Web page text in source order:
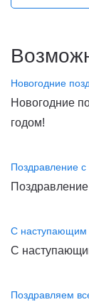
Новогодние
Новогодние
годом!
Поздравление
С
С
Поздравляем